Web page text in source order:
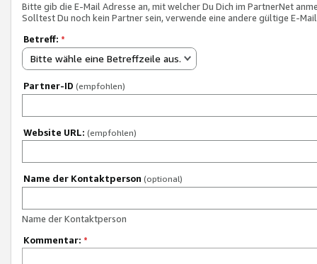
Bitte gib die E-Mail Adresse an, mit welcher Du Dich im PartnerNet
Solltest Du noch kein Partner sein, verwende eine andere gültige E-
Betreff: *
Bitte wähle eine Betreffzeile aus.
Partner-ID (empfohlen)
Website URL: (empfohlen)
Name der Kontaktperson (optional)
Name der Kontaktperson
Kommentar: *